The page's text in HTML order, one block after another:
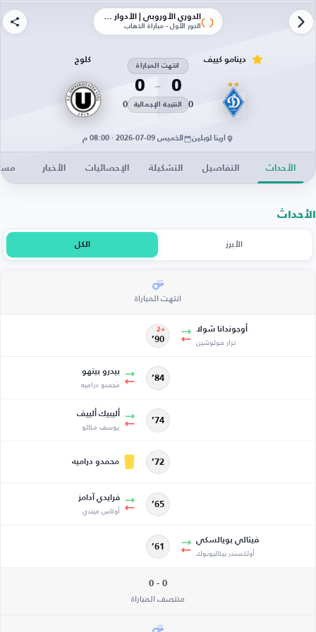
الدوري الأوروبي | الأدوار الإقصائية
الدور الأول - مباراة الذهاب
0
انتهت المباراة
0
0 النتيجة الإجمالية 0
كلوج
أرينا لوبلين الخميس 09-07-2026 · 08:00 م
الأحداث التفاصيل التشكيلة الإحصائيات الأخبار
الأحداث
الأبرز الكل
انتهت المباراة
أوجوندانا شولا
نزار فولوشين 90’
+2
84’
بيدرو بينهو
محمدو دراميه
74’
أليبيك ألييف
يوسف مكالو
72’ محمدو دراميه
65’
فرايدي آدامز
أوكاس ميندي
فيتالي بويالسكي
أولكسندر بيكاليونوك 61’
0 - 0
منتصف المباراة